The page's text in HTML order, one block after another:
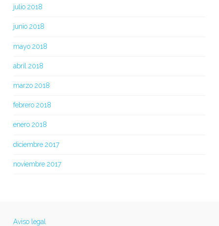
julio 2018
junio 2018
mayo 2018
abril 2018
marzo 2018
febrero 2018
enero 2018
diciembre 2017
noviembre 2017
Aviso legal